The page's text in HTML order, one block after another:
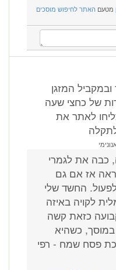
מטעם האתר לחיפוש מוסכים
המזגן
של כחצי שעה
לאתר את
כבה את לגמרי
אז אם גם
החשד שלי
לקויה באיזה
כזאת קשה
כשהיא
פסח שמח - רפי